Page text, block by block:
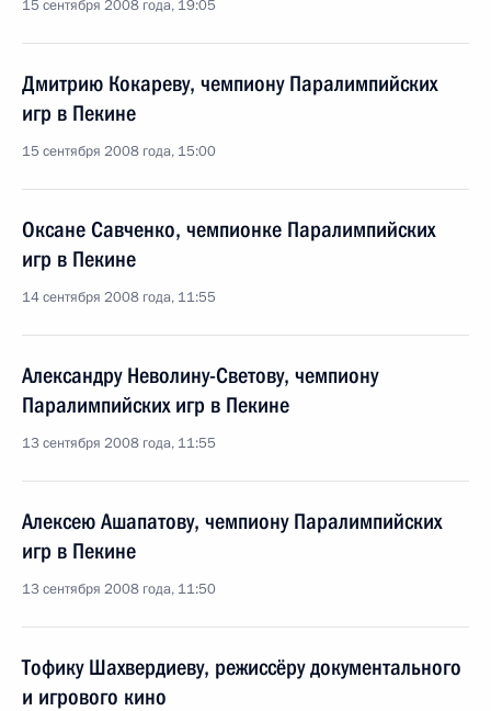
15 сентября 2008 года, 19:05
Дмитрию Кокареву, чемпиону Паралимпийских
игр в Пекине
15 сентября 2008 года, 15:00
Оксане Савченко, чемпионке Паралимпийских
игр в Пекине
14 сентября 2008 года, 11:55
Александру Неволину-Светову, чемпиону
Паралимпийских игр в Пекине
13 сентября 2008 года, 11:55
Алексею Ашапатову, чемпиону Паралимпийских
игр в Пекине
13 сентября 2008 года, 11:50
Тофику Шахвердиеву, режиссёру документального
и игрового кино